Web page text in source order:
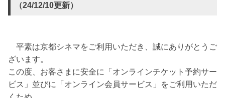
（24/12/10更新）
平素は京都シネマをご利用いただき、誠にありがとうご
ざいます。
この度、お客さまに安全に「オンラインチケット予約サー
ビス」並びに「オンライン会員サービス」をご利用いただ